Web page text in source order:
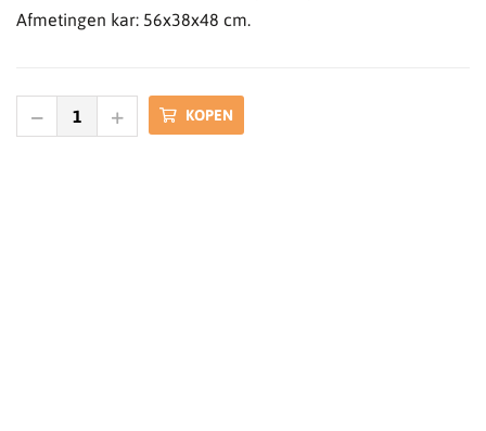
Afmetingen kar: 56x38x48 cm.
KOPEN